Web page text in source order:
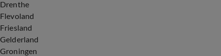
Drenthe
Flevoland
Friesland
Gelderland
Groningen